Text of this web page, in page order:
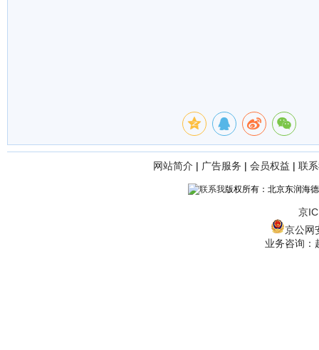
网站简介 | 广告服务 | 会员权益 | 联
版权所有：北京东润海
京
京公网
业务咨询：